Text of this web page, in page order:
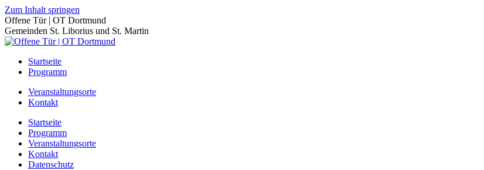
Zum Inhalt springen
Offene Tür | OT Dortmund
Gemeinden St. Liborius und St. Martin
Startseite
Programm
Veranstaltungsorte
Kontakt
Startseite
Programm
Veranstaltungsorte
Kontakt
Datenschutz